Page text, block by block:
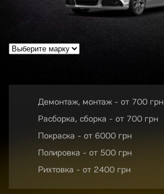
Демонтаж, монтаж - от 700 грн
Расборка, сборка - от 700 грн
Покраска - от 6000 грн
Полировка - от 500 грн
Рихтовка - от 2400 грн